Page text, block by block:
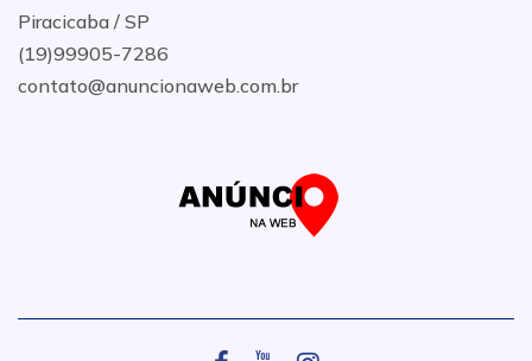
Piracicaba / SP
(19)99905-7286
contato@anuncionaweb.com.br